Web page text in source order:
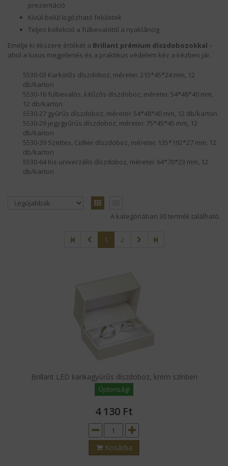
prezentáció
Kívül-belül logózható felületek
Teljes kollekció a fülbevalótól a nyakláncig
Emelje ki ékszere értékét a Brillant prémium díszdobozokkal –
ahol a luxus megjelenés és a praktikus védelem kéz a kézben jár.
5530-03 Karkötős díszdoboz, méretei: 215*45*24 mm, 12
db/karton
5530-16 fülbevalós, kitűzős díszdoboz, méretei: 54*48*40 mm,
12 db/karton
5530-27 gyűrűs díszdoboz, méretei: 54*48*40 mm, 12 db/karton
5530-29 jegygyűrűs díszdoboz, méretei: 75*45*45 mm, 12
db/karton
5530-39 Szettes, Collier díszdoboz, méretei: 135*192*27 mm, 12
db/karton
5530-64 Kis univerzális díszdoboz, méretei: 64*70*23 mm, 12
db/karton
A kategóriában 30 termék található.
1 2
Brillant LED karikagyűrűs díszdoboz, krém színben
Újdonság!
4 130 Ft
Kosárba